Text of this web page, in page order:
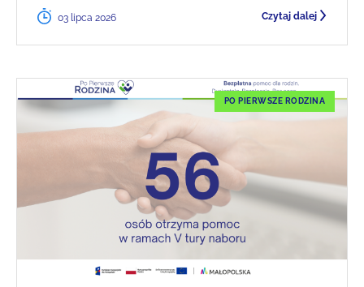
03 lipca 2026 Czytaj dalej
PO PIERWSZE RODZINA